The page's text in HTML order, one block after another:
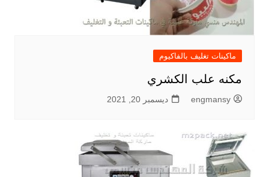
ماكينات تغليف بالفاكيوم
مكنه علب الكشري
engmansy ديسمبر 20, 2021